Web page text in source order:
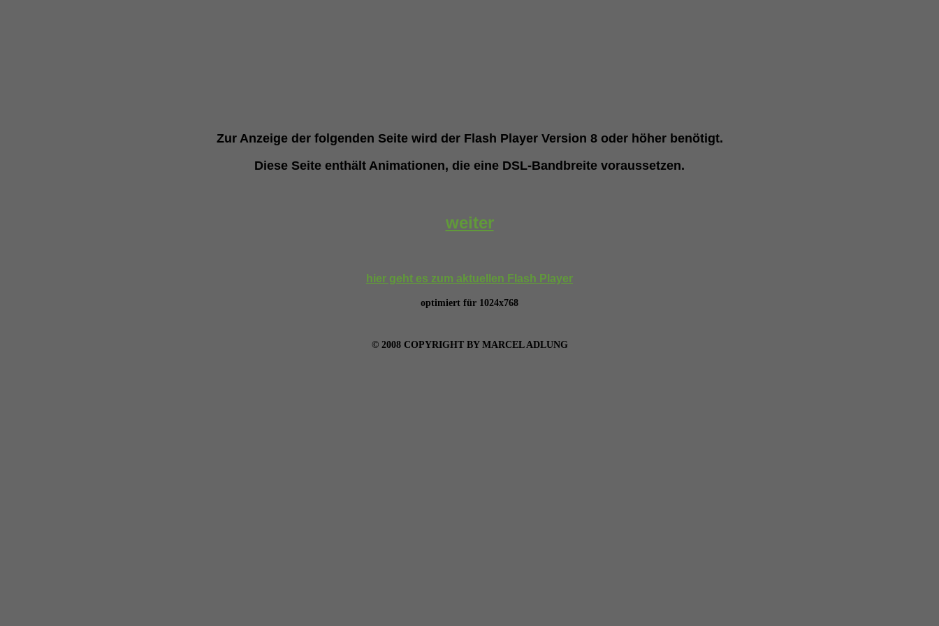
Zur Anzeige der folgenden Seite wird der Flash Player Version 8 oder höher benötigt.
Diese Seite enthält Animationen, die eine DSL-Bandbreite voraussetzen.
weiter
hier geht es zum aktuellen Flash Player
optimiert für 1024x768
© 2008 COPYRIGHT BY MARCEL ADLUNG